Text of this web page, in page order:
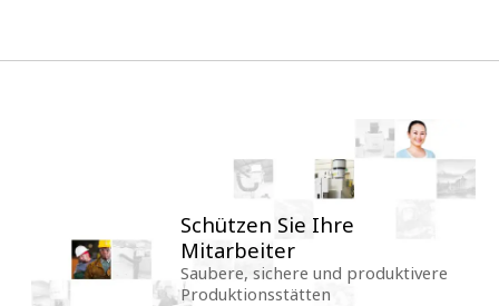
Schützen Sie Ihre
Mitarbeiter
Saubere, sichere und produktivere
Produktionsstätten